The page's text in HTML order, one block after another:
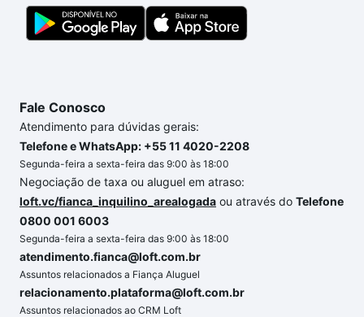
gente para comprar o imóvel dos seus sonhos com
segurança e conforto. Loft, com você até as
Fale Conosco
Atendimento para dúvidas gerais:
Telefone e WhatsApp: +55 11 4020-2208
Segunda-feira a sexta-feira das 9:00 às 18:00
Negociação de taxa ou aluguel em atraso:
loft.vc/fianca_inquilino_arealogada ou através do Telefone
0800 001 6003
Segunda-feira a sexta-feira das 9:00 às 18:00
atendimento.fianca@loft.com.br
Assuntos relacionados a Fiança Aluguel
relacionamento.plataforma@loft.com.br
Assuntos relacionados ao CRM Loft